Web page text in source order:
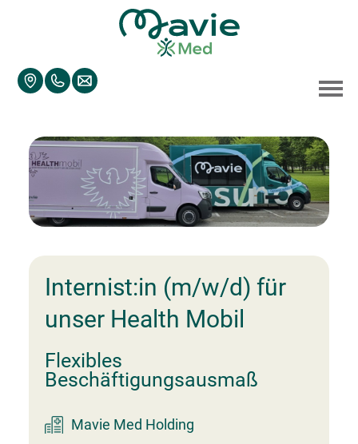
Navigate to contentAccesskey
[1]
Accesskey
[2]
Accesskey
Internist:in (m/w/d) für
unser Health Mobil
Flexibles
Beschäftigungsausmaß
Mavie Med Holding